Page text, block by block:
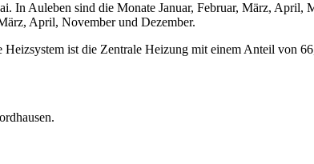
In Auleben sind die Monate Januar, Februar, März, April,
April, November und Dezember.
ist die Zentrale Heizung mit einem Anteil von